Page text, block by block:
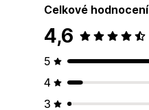
Celkové hodnocení
4,6
5
4
3